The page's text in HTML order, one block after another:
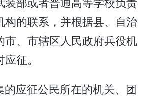
构的联系，并根据县、自治
市、市辖区人民政府兵役机
征。
的应征公民所在的机关、团